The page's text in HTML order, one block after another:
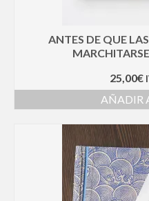
ANTES DE QUE
25,00€
AÑADIR